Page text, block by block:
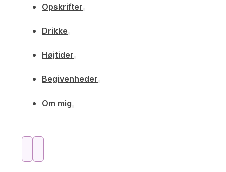
Opskrifter
Drikke
Højtider
Begivenheder
Om mig